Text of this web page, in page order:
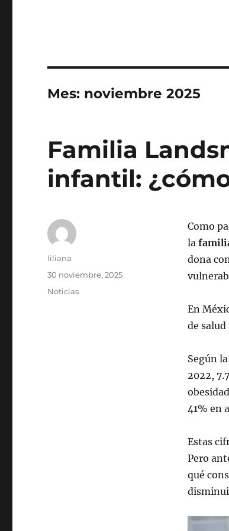
Mes: noviembre 2025
Familia
infantil:
Como
la
dona
En
de
Según
2022,
41% en
Estas
Pero
qué
Autor
liliana
Publicado
30 noviembre, 2025
Categorías
Noticias